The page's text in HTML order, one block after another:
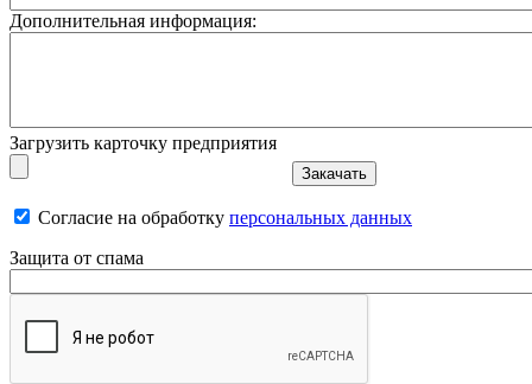
Дополнительная информация:
Загрузить карточку предприятия
Согласие на обработку персональных данных
Защита от спама